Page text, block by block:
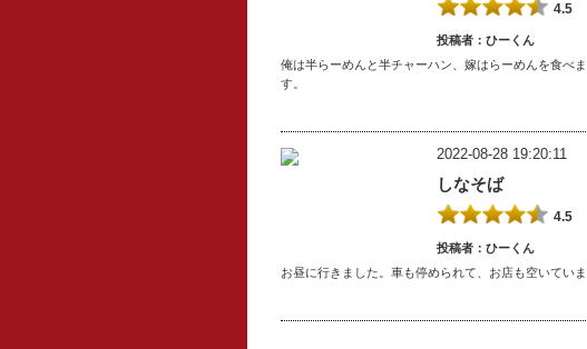
4.5
投稿者：ひーくん
俺は半らーめんと半チャーハン、嫁はらーめんを食べ
す。
2022-08-28 19:20:11
しなそば
4.5
投稿者：ひーくん
お昼に行きました。車も停められて、お店も空いてい